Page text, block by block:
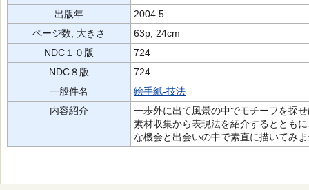
出版年
2004.5
ページ数, 大きさ
63p, 24cm
NDC１０版
724
NDC８版
724
一般件名
絵手紙-技法
内容紹介
一歩外に出て風景の中でモチーフを探
素材収集から表現法を紹介するととも
な機会と出会いの中で素直に描いてみ